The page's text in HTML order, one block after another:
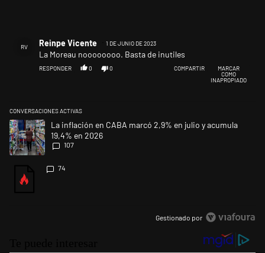
RV Reinpe Vicente 1 DE JUNIO DE 2023
La Moreau noooooooo. Basta de inutiles
RESPONDER 0 0 COMPARTIR
MARCAR
COMO
INAPROPIADO
CONVERSACIONES ACTIVAS
Este listado muestra los artículos con más comentarios en los últimos
Un artículo de tendencia con el título "La inflación en CABA marcó
La inflación en CABA marcó 2,9% en julio y acumula
19,4% en 2026
107
Un artículo de tendencia con el título "" con 74 comentarios.
74
Gestionado por